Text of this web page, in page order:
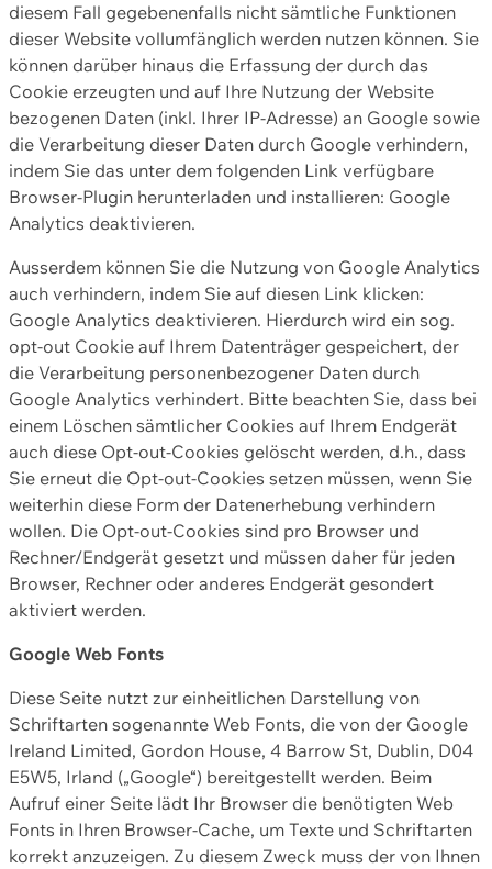
diesem Fall gegebenenfalls nicht sämtliche Funktionen
dieser Website vollumfänglich werden nutzen können. Sie
können darüber hinaus die Erfassung der durch das
Cookie erzeugten und auf Ihre Nutzung der Website
bezogenen Daten (inkl. Ihrer IP-Adresse) an Google sowie
die Verarbeitung dieser Daten durch Google verhindern,
indem Sie das unter dem folgenden Link verfügbare
Browser-Plugin herunterladen und installieren: Google
Analytics deaktivieren.
Ausserdem können Sie die Nutzung von Google Analytics
auch verhindern, indem Sie auf diesen Link klicken:
Google Analytics deaktivieren. Hierdurch wird ein sog.
opt-out Cookie auf Ihrem Datenträger gespeichert, der
die Verarbeitung personenbezogener Daten durch
Google Analytics verhindert. Bitte beachten Sie, dass bei
einem Löschen sämtlicher Cookies auf Ihrem Endgerät
auch diese Opt-out-Cookies gelöscht werden, d.h., dass
Sie erneut die Opt-out-Cookies setzen müssen, wenn Sie
weiterhin diese Form der Datenerhebung verhindern
wollen. Die Opt-out-Cookies sind pro Browser und
Rechner/Endgerät gesetzt und müssen daher für jeden
Browser, Rechner oder anderes Endgerät gesondert
aktiviert werden.
Google Web Fonts
Diese Seite nutzt zur einheitlichen Darstellung von
Schriftarten sogenannte Web Fonts, die von der Google
Ireland Limited, Gordon House, 4 Barrow St, Dublin, D04
E5W5, Irland („Google“) bereitgestellt werden. Beim
Aufruf einer Seite lädt Ihr Browser die benötigten Web
Fonts in Ihren Browser-Cache, um Texte und Schriftarten
korrekt anzuzeigen. Zu diesem Zweck muss der von Ihnen